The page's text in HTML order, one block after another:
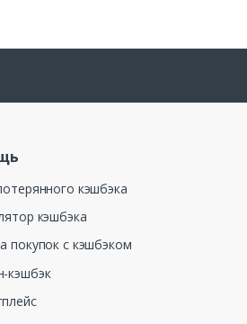
кэшбэка
кэшбэка
покупок с кэшбэком
кэшбэк